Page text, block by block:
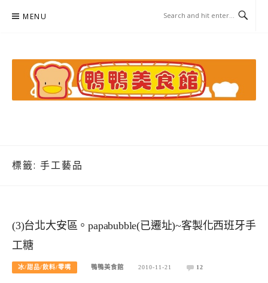
MENU
標籤: 手工藝品
(3)台北大安區。papabubble(已遷址)~客製化西班牙手
工糖
冰/甜品/飲料/零嘴 鴨鴨美食館 2010-11-21 12